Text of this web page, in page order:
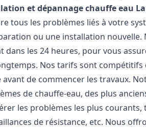
et dépannage chauffe eau
tous les problèmes liés à votre
ou une installation
dans les 24 heures, pour vous
Nos tarifs sont
avant de commencer les travaux.
de chauffe-eau, des plus
les problèmes les plus
de résistance, etc. Nous